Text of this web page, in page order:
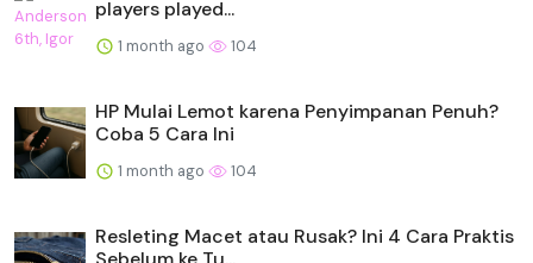
players played...
1 month ago 104
HP Mulai Lemot karena Penyimpanan Penuh?
Coba 5 Cara Ini
1 month ago 104
Resleting Macet atau Rusak? Ini 4 Cara Praktis